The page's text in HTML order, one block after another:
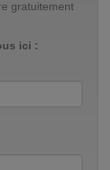
gratuitement
ici :